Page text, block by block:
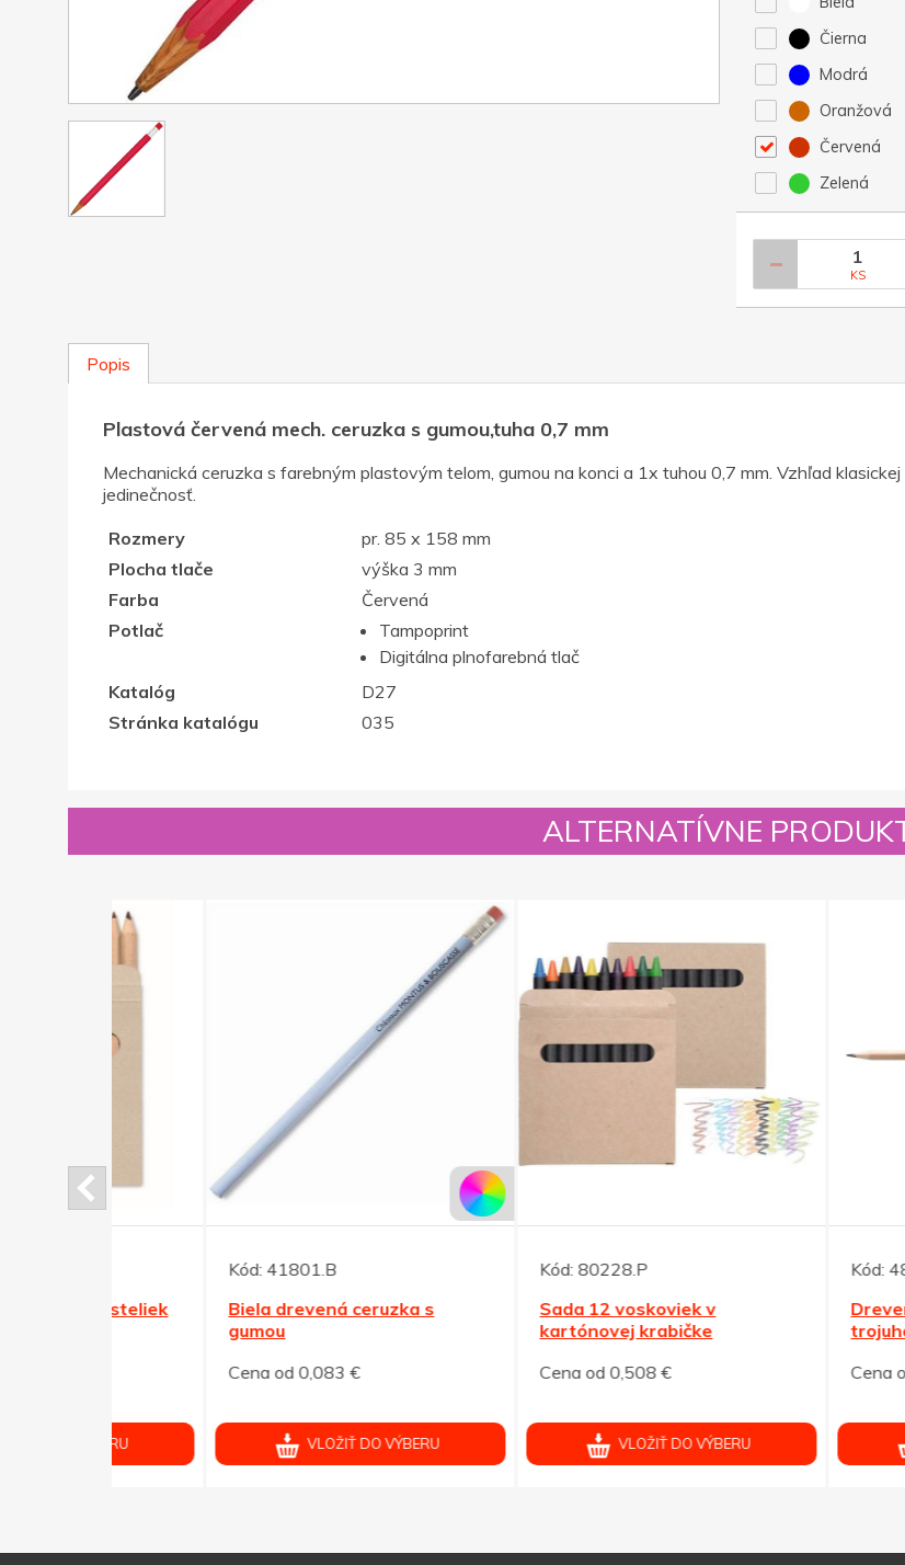
Čierna
Modrá
Oranžová
Červená
Zelená
KS
Popis
Plastová červená mech. ceruzka s gumou,tuha 0,7 mm
Mechanická ceruzka s farebným plastovým telom, gumou na konci a 1x tuhou 0,7 mm. Vzhľad
jedinečnosť.
Rozmery
pr. 85 x 158 mm
Plocha tlače
výška 3 mm
Farba
Červená
Potlač
Tampoprint
Digitálna plnofarebná tlač
Katalóg
D27
Stránka katalógu
035
ALTERNATÍVNE
41801.B
Biela drevená ceruzka s
Cena od 0,083 €
VLOŽIŤ DO VÝBERU
80228.P
Sada 12 voskoviek v
kartónovej krabičke
Cena od 0,508 €
VLOŽIŤ DO VÝBERU
48259.P
Drevená
Cena od 0,088 €
VLOŽIŤ